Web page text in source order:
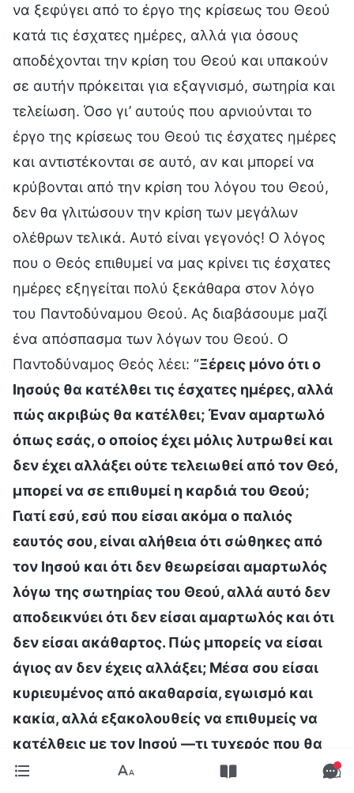
να ξεφύγει από το έργο της κρίσεως του Θεού
κατά τις έσχατες ημέρες, αλλά για όσους
αποδέχονται την κρίση του Θεού και υπακούν
σε αυτήν πρόκειται για εξαγνισμό, σωτηρία και
τελείωση. Όσο γι’ αυτούς που αρνιούνται το
έργο της κρίσεως του Θεού τις έσχατες ημέρες
και αντιστέκονται σε αυτό, αν και μπορεί να
κρύβονται από την κρίση του λόγου του Θεού,
δεν θα γλιτώσουν την κρίση των μεγάλων
ολέθρων τελικά. Αυτό είναι γεγονός! Ο λόγος
που ο Θεός επιθυμεί να μας κρίνει τις έσχατες
ημέρες εξηγείται πολύ ξεκάθαρα στον λόγο
του Παντοδύναμου Θεού. Ας διαβάσουμε μαζί
ένα απόσπασμα των λόγων του Θεού. Ο
Παντοδύναμος Θεός λέει: “Ξέρεις μόνο ότι ο
Ιησούς θα κατέλθει τις έσχατες ημέρες, αλλά
πώς ακριβώς θα κατέλθει; Έναν αμαρτωλό
όπως εσάς, ο οποίος έχει μόλις λυτρωθεί και
δεν έχει αλλάξει ούτε τελειωθεί από τον Θεό,
μπορεί να σε επιθυμεί η καρδιά του Θεού;
Γιατί εσύ, εσύ που είσαι ακόμα ο παλιός
εαυτός σου, είναι αλήθεια ότι σώθηκες από
τον Ιησού και ότι δεν θεωρείσαι αμαρτωλός
λόγω της σωτηρίας του Θεού, αλλά αυτό δεν
αποδεικνύει ότι δεν είσαι αμαρτωλός και ότι
δεν είσαι ακάθαρτος. Πώς μπορείς να είσαι
άγιος αν δεν έχεις αλλάξει; Μέσα σου είσαι
κυριευμένος από ακαθαρσία, εγωισμό και
κακία, αλλά εξακολουθείς να επιθυμείς να
κατέλθεις με τον Ιησού —τι τυχερός που θα
ήσουν! Έχεις χάσει ένα στάδιο στην πίστη